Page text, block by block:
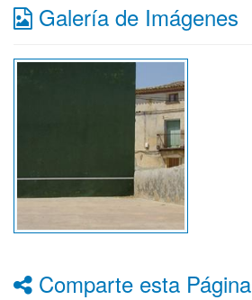
Galería de Imágenes
Comparte esta Página